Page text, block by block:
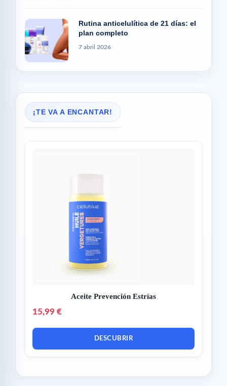
Rutina anticelulítica de 21 días: el
plan completo
7 abril 2026
¡TE VA A ENCANTAR!
Aceite Prevención Estrías
15,99 €
DESCUBRIR